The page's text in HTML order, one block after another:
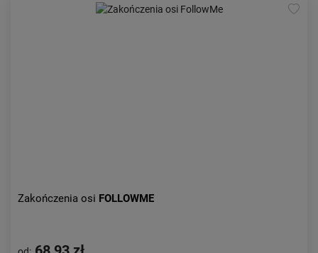
od najwyższej
Zakończenia osi FOLLOWME